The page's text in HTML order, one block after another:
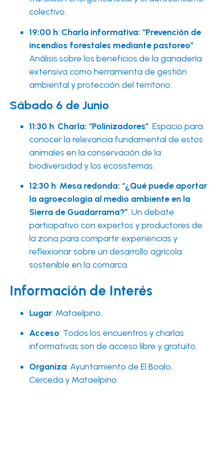
colectivo.
19:00 h: Charla informativa: “Prevención de
incendios forestales mediante pastoreo”.
Análisis sobre los beneficios de la ganadería
extensiva como herramienta de gestión
ambiental y protección del territorio.
Sábado 6 de Junio
11:30 h: Charla: “Polinizadores”. Espacio para
conocer la relevancia fundamental de estos
animales en la conservación de la
biodiversidad y los ecosistemas.
12:30 h: Mesa redonda: “¿Qué puede aportar
la agroecología al medio ambiente en la
Sierra de Guadarrama?”. Un debate
participativo con expertos y productores de
la zona para compartir experiencias y
reflexionar sobre un desarrollo agrícola
sostenible en la comarca.
Información de Interés
Lugar: Mataelpino.
Acceso: Todos los encuentros y charlas
informativas son de acceso libre y gratuito.
Organiza: Ayuntamiento de El Boalo,
Cerceda y Mataelpino.